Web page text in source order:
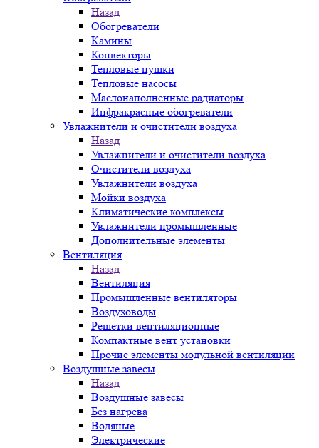
Назад
Обогреватели
Камины
Конвекторы
Тепловые пушки
Тепловые насосы
Маслонаполненные радиаторы
Инфракрасные обогреватели
Увлажнители и очистители воздуха
Назад
Увлажнители и очистители воздуха
Очистители воздуха
Увлажнители воздуха
Мойки воздуха
Климатические комплексы
Увлажнители промышленные
Дополнительные элементы
Вентиляция
Назад
Вентиляция
Промышленные вентиляторы
Воздуховоды
Решетки вентиляционные
Компактные вент установки
Прочие элементы модульной вентиляции
Воздушные завесы
Назад
Воздушные завесы
Без нагрева
Водяные
Электрические